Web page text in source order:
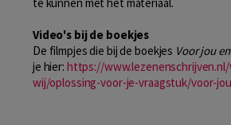
Video's bij de boekjes
De filmpjes die bij de boekjes Voor jou
je hier: https://
wij/oplossing-voor-je-vraagstuk/voor-